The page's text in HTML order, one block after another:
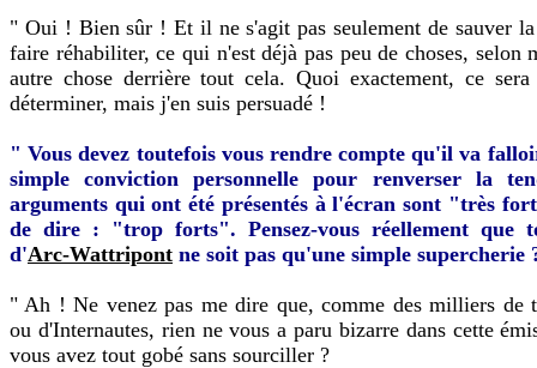
" Oui ! Bien sûr ! Et il ne s'agit pas seulement de sauver
faire réhabiliter, ce qui n'est déjà pas peu de choses, selon
autre chose derrière tout cela. Quoi exactement, ce
déterminer, mais j'en suis persuadé !
" Vous devez toutefois vous rendre compte qu'il va
simple conviction personnelle pour renverser la
arguments qui ont été présentés à l'écran sont "très
de dire : "trop forts". Pensez-vous réellement que
d'Arc-Wattripont ne soit pas qu'une simple supercherie
" Ah ! Ne venez pas me dire que, comme des milliers de
ou d'Internautes, rien ne vous a paru bizarre dans cette
vous avez tout gobé sans sourciller ?